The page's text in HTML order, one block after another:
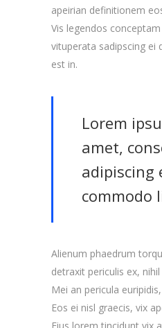
apeirian definitionem
Vis legendos
vituperata sadipscing ei
est in.
Lorem
amet,
adipiscing
commodo
Alienum phaedrum
detraxit periculis ex,
Mei an pericula
Eos ei nisl graecis, vix